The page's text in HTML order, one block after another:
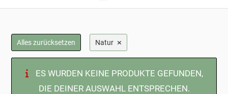
Alles zurücksetzen Natur ×
ES WURDEN KEINE PRODUKTE GEFUNDEN,
DIE DEINER AUSWAHL ENTSPRECHEN.